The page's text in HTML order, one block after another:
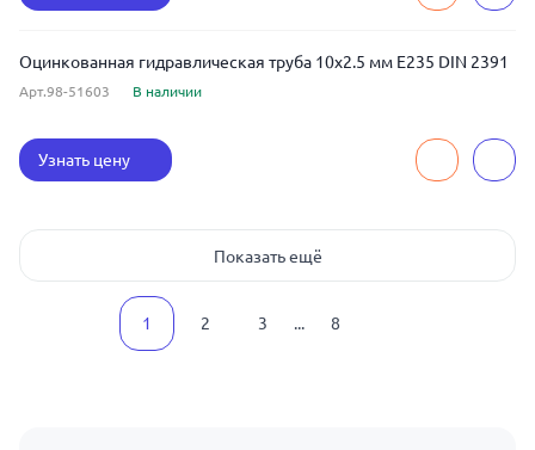
Оцинкованная гидравлическая труба 10x2.5 мм E235 DIN 2391
Арт.98-51603 В наличии
Узнать цену
Показать ещё
1 2 3 ... 8